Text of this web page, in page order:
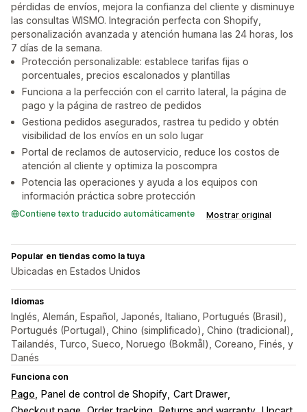
pérdidas de envíos, mejora la confianza del cliente y disminuye
las consultas WISMO. Integración perfecta con Shopify,
personalización avanzada y atención humana las 24 horas, los
7 días de la semana.
Protección personalizable: establece tarifas fijas o
porcentuales, precios escalonados y plantillas
Funciona a la perfección con el carrito lateral, la página de
pago y la página de rastreo de pedidos
Gestiona pedidos asegurados, rastrea tu pedido y obtén
visibilidad de los envíos en un solo lugar
Portal de reclamos de autoservicio, reduce los costos de
atención al cliente y optimiza la poscompra
Potencia las operaciones y ayuda a los equipos con
información práctica sobre protección
Contiene texto traducido automáticamente Mostrar original
Popular en tiendas como la tuya
Ubicadas en Estados Unidos
Idiomas
Inglés, Alemán, Español, Japonés, Italiano, Portugués (Brasil),
Portugués (Portugal), Chino (simplificado), Chino (tradicional),
Tailandés, Turco, Sueco, Noruego (Bokmål), Coreano, Finés, y
Danés
Funciona con
Pago Panel de control de Shopify Cart Drawer